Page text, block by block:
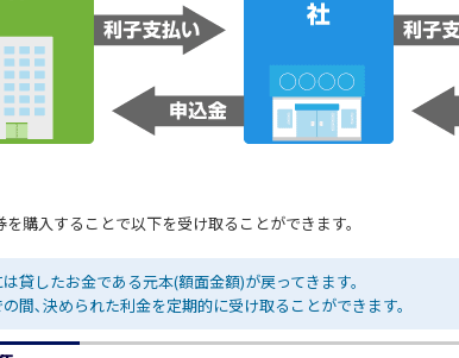
購入することで以下を受け取ることができます。
貸したお金である元本(額面金額)が戻ってきます。
間､決められた利金を定期的に受け取ることができます。